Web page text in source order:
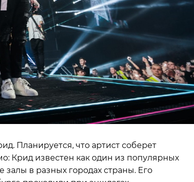
Планируется, что артист соберет
Крид известен как один из популярных
в разных городах страны. Его